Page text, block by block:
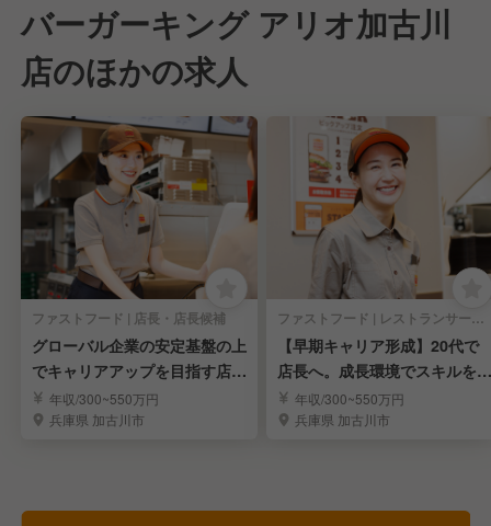
バーガーキング アリオ加古川
店のほかの求人
ファストフード | 店長・店長候補
グローバル企業の安定基盤の上
でキャリアアップを目指す店舗
運営年収/300~550万円
兵庫県 加古川市
ファストフード | レストランサービス・ホールスタッフ
【早期キャリア形成】20代で
店長へ。成長環境でスキルを磨
く店舗職
年収/300~550万円
兵庫県 加古川市